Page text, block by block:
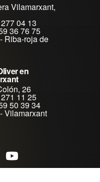
Vilamarxant,
04 13
36 76 75
- Riba-roja de
en
26
11 25
50 39 34
-Vilamarxant